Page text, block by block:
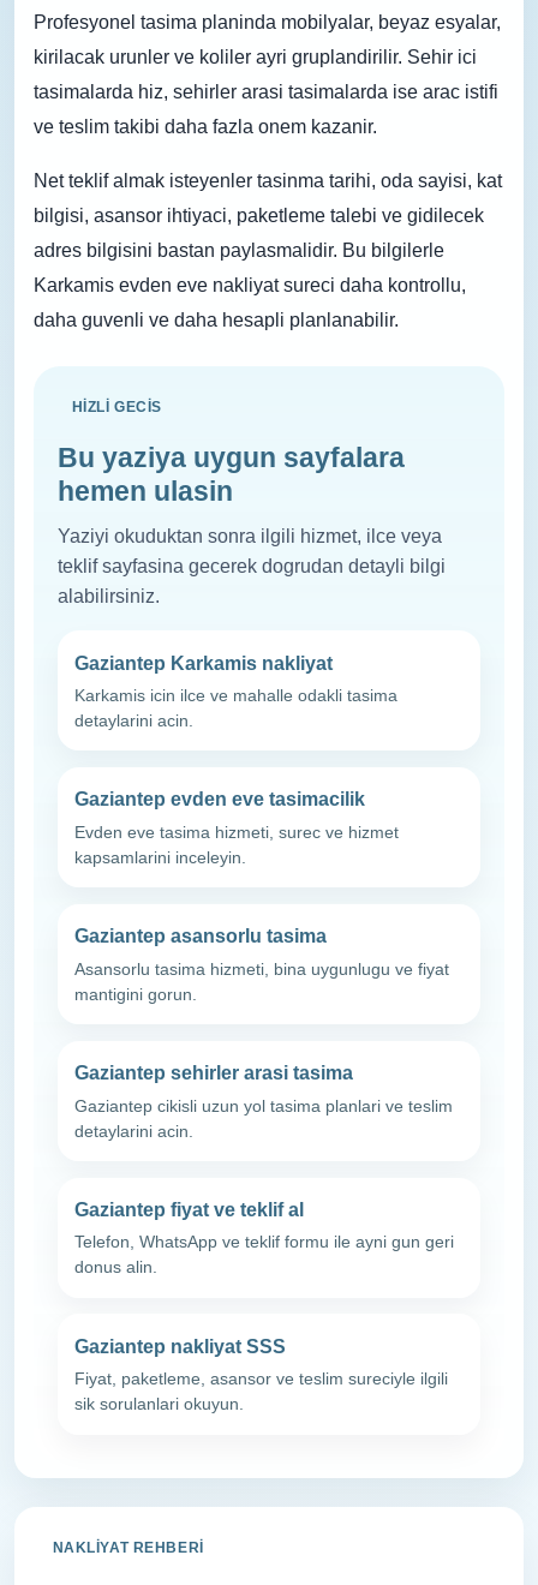
Profesyonel tasima planinda mobilyalar, beyaz esyalar,
kirilacak urunler ve koliler ayri gruplandirilir. Sehir ici
tasimalarda hiz, sehirler arasi tasimalarda ise arac istifi
ve teslim takibi daha fazla onem kazanir.
Net teklif almak isteyenler tasinma tarihi, oda sayisi, kat
bilgisi, asansor ihtiyaci, paketleme talebi ve gidilecek
adres bilgisini bastan paylasmalidir. Bu bilgilerle
Karkamis evden eve nakliyat sureci daha kontrollu,
daha guvenli ve daha hesapli planlanabilir.
HIZLI GECIS
Bu yaziya uygun sayfalara
hemen ulasin
Yaziyi okuduktan sonra ilgili hizmet, ilce veya
teklif sayfasina gecerek dogrudan detayli bilgi
alabilirsiniz.
Gaziantep Karkamis nakliyat
Karkamis icin ilce ve mahalle odakli tasima
detaylarini acin.
Gaziantep evden eve tasimacilik
Evden eve tasima hizmeti, surec ve hizmet
kapsamlarini inceleyin.
Gaziantep asansorlu tasima
Asansorlu tasima hizmeti, bina uygunlugu ve fiyat
mantigini gorun.
Gaziantep sehirler arasi tasima
Gaziantep cikisli uzun yol tasima planlari ve teslim
detaylarini acin.
Gaziantep fiyat ve teklif al
Telefon, WhatsApp ve teklif formu ile ayni gun geri
donus alin.
Gaziantep nakliyat SSS
Fiyat, paketleme, asansor ve teslim sureciyle ilgili
sik sorulanlari okuyun.
NAKLIYAT REHBERI